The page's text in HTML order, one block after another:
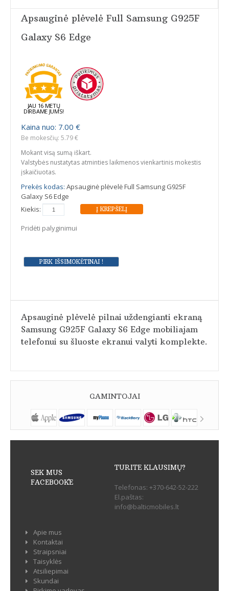
Apsauginė plėvelė Full Samsung G925F
Galaxy S6 Edge
JAU 16 METŲ
DIRBAME JUMS!
Kaina nuo: 7.00 €
Be mokesčių: 5.79 €
Mokant visą sumą iškart.
Valstybės nustatytas atminties laikmenos vienkartinis mokestis
įskaičiuotas.
Prekės kodas: Apsauginė plėvelė Full Samsung G925F
Galaxy S6 Edge
Kiekis:
Pridėti palyginimui
Apsauginė plėvelė pilnai uždengianti ekraną
Samsung G925F Galaxy S6 Edge mobiliajam
telefonui su šluoste ekranui valyti komplekte.
GAMINTOJAI
SEK MUS
FACEBOOK`E
TURITE KLAUSIMŲ?
Telefonas: +370-642-52-222
El.paštas:
info@balticmobiles.lt
Apie mus
Kontaktai
Straipsniai
Taisyklės
Atsiliepimai
Skundai